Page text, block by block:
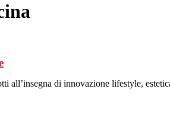
all’insegna di innovazione lifestyle,